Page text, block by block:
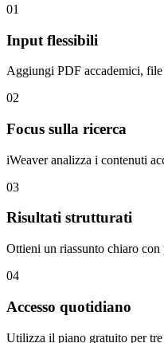
01
Input flessibili
Aggiungi PDF accademici,
02
Focus sulla ricerca
iWeaver analizza i contenuti
03
Risultati strutturati
Ottieni un riassunto chiaro
04
Accesso quotidiano
Utilizza il piano gratuito per